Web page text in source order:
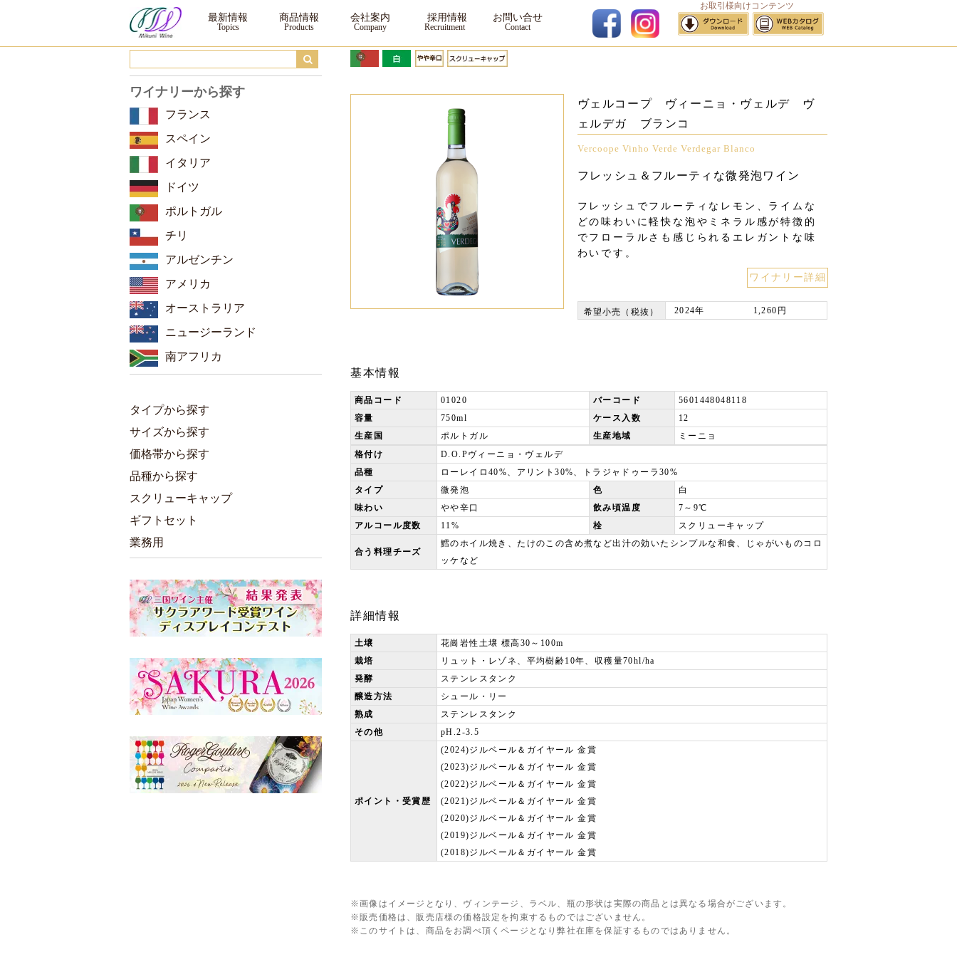
ヴェルコープ ヴィーニョ・ヴェルデ ヴェルデガ ブランコ ｜ ワイン ｜三国ワイン
最新情報 商品情報 会社案内 採用情報 お問い合せ
お取引様向けコンテンツ
ヴェルコープ ヴィーニョ・ヴェルデ ヴ
ェルデガ ブランコ
Vercoope Vinho Verde Verdegar Blanco
フレッシュ＆フルーティな微発泡ワイン
フレッシュでフルーティなレモン、ライムな
どの味わいに軽快な泡やミネラル感が特徴的
でフローラルさも感じられるエレガントな味
わいです。
希望小売（税抜） 2024年 1,260円
基本情報
商品コード 01020 バーコード
5601448048118
容量
750ml ケース入数
12
生産国
ポルトガル 生産地域
ミーニョ
格付け
D.O.Pヴィーニョ・ヴェルデ
品種
ローレイロ40%、アリント30%、トラジャドゥーラ30%
タイプ
微発泡 色
白
味わい
やや辛口 飲み頃温度
7～9℃
アルコール度数
11% 栓 スクリューキャップ
合う料理チーズ
鱈のホイル焼き、たけのこの含め煮など出汁の効いたシンプルな和食、じゃがいものコロ
ッケなど
詳細情報
土壌
花崗岩性土壌 標高30～100m
栽培
リュット・レゾネ、平均樹齢10年、収穫量70hl/ha
発酵
ステンレスタンク
醸造方法
シュール・リー
熟成
ステンレスタンク
その他
pH.2-3.5
ポイント・受賞歴
(2024)ジルベール＆ガイヤール 金賞
(2023)ジルベール＆ガイヤール 金賞
(2022)ジルベール＆ガイヤール 金賞
(2021)ジルベール＆ガイヤール 金賞
(2020)ジルベール＆ガイヤール 金賞
(2019)ジルベール＆ガイヤール 金賞
(2018)ジルベール＆ガイヤール 金賞
※画像はイメージとなり、ヴィンテージ、ラベル、瓶の形状は実際の商品とは異なる場合がございます。
※販売価格は、販売店様の価格設定を拘束するものではございません。
※このサイトは、商品をお調べ頂くページとなり弊社在庫を保証するものではありません。
ワイナリーから探す
フランス
スペイン
イタリア
ドイツ
ポルトガル
チリ
アルゼンチン
アメリカ
オーストラリア
ニュージーランド
南アフリカ
タイプから探す
サイズから探す
価格帯から探す
品種から探す
スクリューキャップ
ギフトセット
業務用